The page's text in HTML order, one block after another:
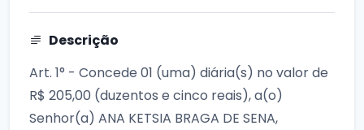
Descrição
Art. 1° - Concede 01 (uma) diária(s) no valor de
R$ 205,00 (duzentos e cinco reais), a(o)
Senhor(a) ANA KETSIA BRAGA DE SENA,